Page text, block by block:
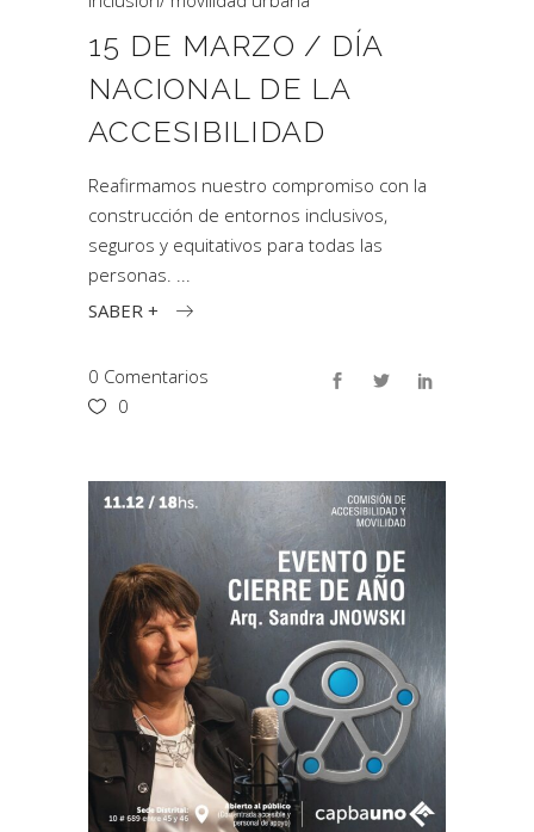
15 DE MARZO / DÍA
NACIONAL DE LA
ACCESIBILIDAD
Reafirmamos nuestro compromiso con la
construcción de entornos inclusivos,
seguros y equitativos para todas las
personas.
SABER +
0 Comentarios
0